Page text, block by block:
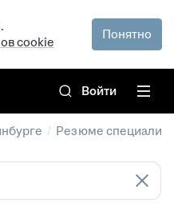
cookie
Понятно
Войти
/ Резюме